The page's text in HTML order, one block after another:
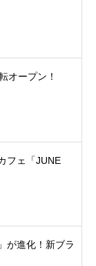
オープン！
フェ「JUNE
が進化！新ブラ